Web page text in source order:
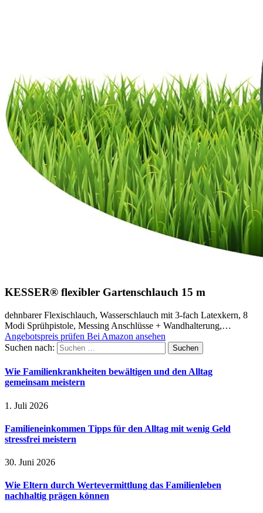
KESSER® flexibler Gartenschlauch 15 m
dehnbarer Flexischlauch, Wasserschlauch mit 3-fach Latexkern, 8
Modi Sprühpistole, Messing Anschlüsse + Wandhalterung,…
Angebotspreis prüfen Bei Amazon ansehen
Suchen nach:
Wie Familienkrankheiten bewältigen und den Alltag
gemeinsam meistern
1. Juli 2026
Familieneinkommen Tipps für den Alltag mit wenig Geld
stressfrei meistern
30. Juni 2026
Wie Eltern durch Wertevermittlung das Familienleben
nachhaltig prägen können